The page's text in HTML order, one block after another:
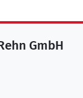
GmbH